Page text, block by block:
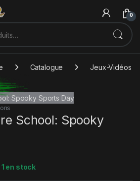
0
Catalogue Jeux-Vidéos
School: Spooky
en stock